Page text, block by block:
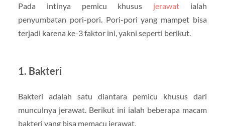
Pada intinya pemicu khusus jerawat ialah
penyumbatan pori-pori. Pori-pori yang mampet bisa
terjadi karena ke-3 faktor ini, yakni seperti berikut.
1. Bakteri
Bakteri adalah satu diantara pemicu khusus dari
munculnya jerawat. Berikut ini ialah beberapa macam
bakteri yang bisa memacu jerawat.